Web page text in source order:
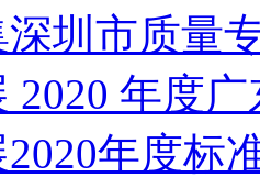
圳市质量
2020 年度
年度标